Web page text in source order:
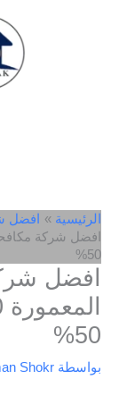
الرئيسية
افضل
50%
افضل
50%
بواسطة Shokr